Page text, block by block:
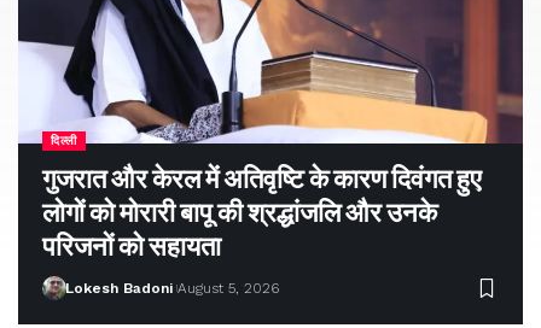
दिल्ली
गुजरात और केरल में अतिवृष्टि के कारण दिवंगत हुए
लोगों को मोरारी बापू की श्रद्धांजलि और उनके
परिजनों को सहायता
Lokesh Badoni August 5, 2026